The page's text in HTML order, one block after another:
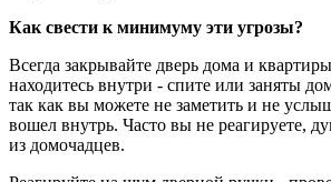
Как свести к минимуму эти угрозы?
Всегда закрывайте дверь дома и
находитесь внутри - спите или заняты
так как вы можете не заметить и не
вошел внутрь. Часто вы не реагируете,
из домочадцев.